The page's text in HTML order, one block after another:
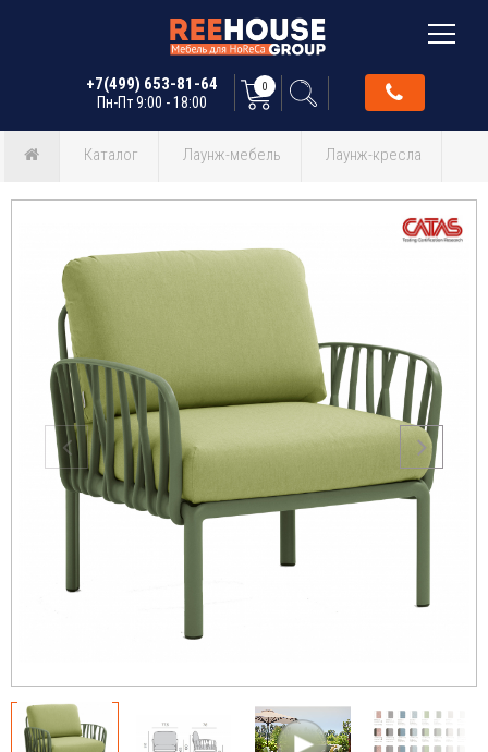
+7(499) 653-81-64
Пн-Пт 9:00 - 18:00
0
Каталог Лаунж-мебель Лаунж-кресла